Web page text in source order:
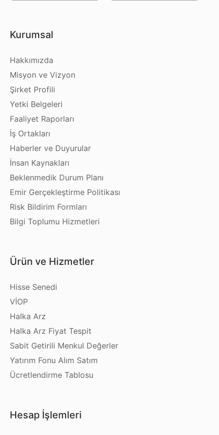
Kurumsal
Hakkımızda
Misyon ve Vizyon
Şirket Profili
Yetki Belgeleri
Faaliyet Raporları
İş Ortakları
Haberler ve Duyurular
İnsan Kaynakları
Beklenmedik Durum Planı
Emir Gerçekleştirme Politikası
Risk Bildirim Formları
Bilgi Toplumu Hizmetleri
Ürün ve Hizmetler
Hisse Senedi
VİOP
Halka Arz
Halka Arz Fiyat Tespit
Sabit Getirili Menkul Değerler
Yatırım Fonu Alım Satım
Ücretlendirme Tablosu
Hesap İşlemleri